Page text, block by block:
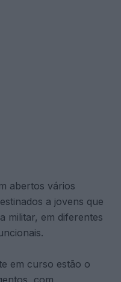
abertos vários
a jovens que
militar, em diferentes
em curso estão o
com